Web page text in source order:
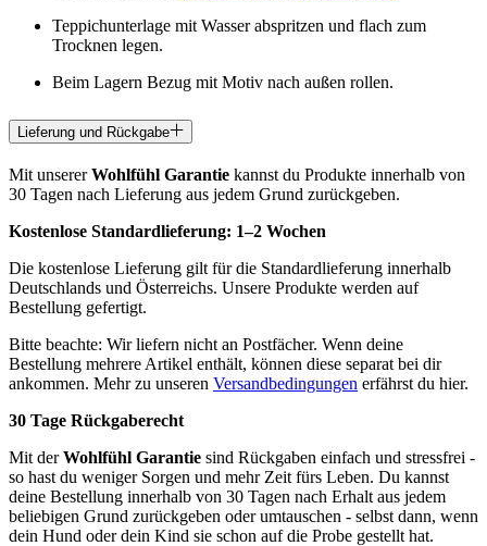
Teppichunterlage mit Wasser abspritzen und flach zum
Trocknen legen.
Beim Lagern Bezug mit Motiv nach außen rollen.
Lieferung und Rückgabe
Mit unsererWohlfühl Garantie kannst du Produkte innerhalb von
30 Tagen nach Lieferung aus jedem Grund zurückgeben.
Kostenlose Standardlieferung: 1–2 Wochen
Die kostenlose Lieferung gilt für die Standardlieferung innerhalb
Deutschlands und Österreichs. Unsere Produkte werden auf
Bestellung gefertigt.
Bitte beachte: Wir liefern nicht an Postfächer. Wenn deine
Bestellung mehrere Artikel enthält, können diese separat bei dir
ankommen. Mehr zu unseren Versandbedingungen erfährst du hier.
30 Tage Rückgaberecht
Mit derWohlfühl Garantie sind Rückgaben einfach und stressfrei -
so hast du weniger Sorgen und mehr Zeit fürs Leben. Du kannst
deine Bestellung innerhalb von 30 Tagen nach Erhalt aus jedem
beliebigen Grund zurückgeben oder umtauschen - selbst dann, wenn
dein Hund oder dein Kind sie schon auf die Probe gestellt hat.